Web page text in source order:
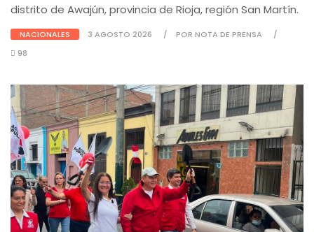
distrito de Awajún, provincia de Rioja, región San Martín.
NACIONALES 3 AGOSTO 2026
POR NOTA DE PRENSA
98